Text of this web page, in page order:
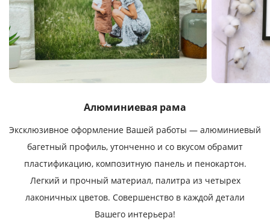
Алюминиевая рама
Эксклюзивное оформление Вашей работы — алюминиевый
багетный профиль, утонченно и со вкусом обрамит
пластификацию, композитную панель и пенокартон.
Легкий и прочный материал, палитра из четырех
лаконичных цветов. Совершенство в каждой детали
Вашего интерьера!